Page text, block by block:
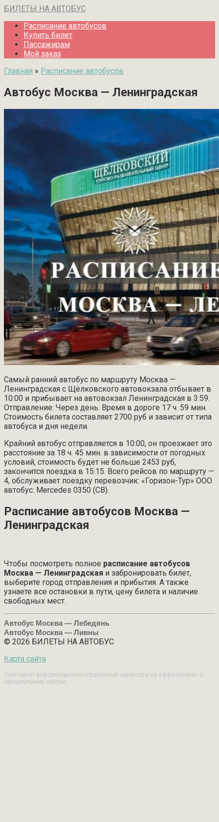
Перейти
контенту
БИЛЕТЫ НА АВТОБУС
Расписание автобусов
Купить билет
Пассажирам
Мой заказ
Главная » Расписание автобусов
Автобус Москва — Ленинградская
Самый ранний автобус по маршруту Москва —
Ленинградская с Щёлковского автовокзала отбывает в
10:00 и прибывает на автовокзал Ленинградская в 3:59.
Отправление: Через день. Время в дороге 17 ч. 59 мин.
Стоимость билета составляет 2700 руб и зависит от типа
автобуса и дня недели.
Крайний автобус отправляется в 10:00, он проезжает это
расстояние за 18 ч. 45 мин. в зависимости от погодных
условий, стоимость будет не больше 2453 руб,
закончится поездка в 15:15. Всего рейсов по маршруту —
4, обслуживает поездку перевозчик: «Горизон-Тур» ООО
автобус: Mercedes 0350 (СВ).
Расписание автобусов Москва —
Ленинградская
Чтобы посмотреть полное расписание автобусов
Москва — Ленинградская и забронировать билет,
выберите город отправления и прибытия. А также
узнаете все остановки в пути, цену билета и наличие
свободных мест.
Автобус Москва — Лебедянь
Автобус Москва — Ливны
© 2026 БИЛЕТЫ НА АВТОБУС
Карта сайта
Сайт носит информационно-справочный характер и не аффилирован с
официальным сайтом.